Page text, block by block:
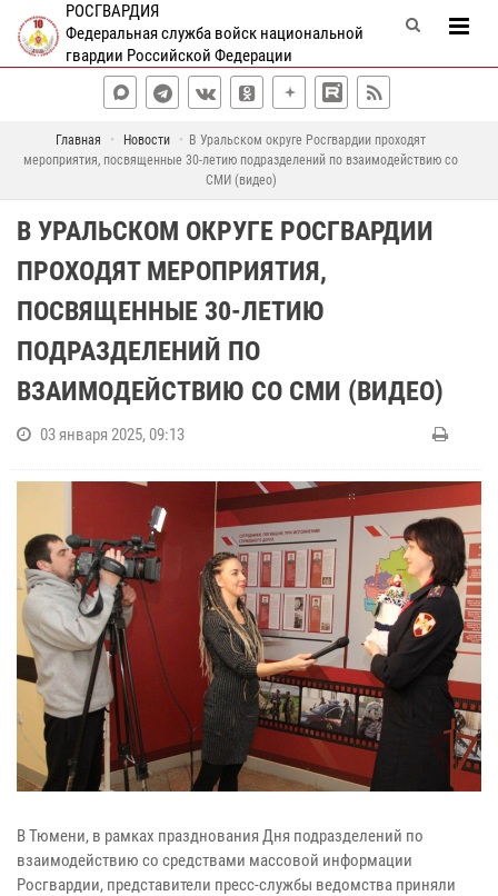
РОСГВАРДИЯ
Федеральная служба войск национальной
гвардии Российской Федерации
Главная Новости
В Уральском округе Росгвардии проходят
мероприятия, посвященные 30-летию подразделений по взаимодействию со
СМИ (видео)
В УРАЛЬСКОМ ОКРУГЕ РОСГВАРДИИ
ПРОХОДЯТ МЕРОПРИЯТИЯ,
ПОСВЯЩЕННЫЕ 30-ЛЕТИЮ
ПОДРАЗДЕЛЕНИЙ ПО
ВЗАИМОДЕЙСТВИЮ СО СМИ (ВИДЕО)
03 января 2025, 09:13
В Тюмени, в рамках празднования Дня подразделений по
взаимодействию со средствами массовой информации
Росгвардии, представители пресс-службы ведомства приняли